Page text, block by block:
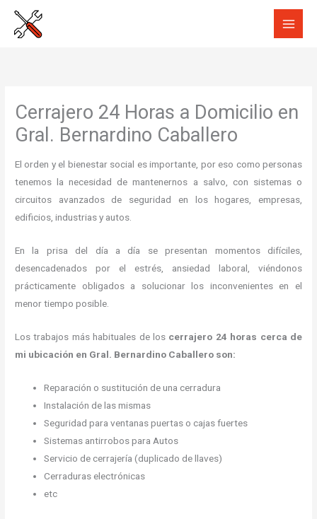
Cerrajero 24 Horas a Domicilio en
Gral. Bernardino Caballero
El orden y el bienestar social es importante, por eso como personas
tenemos la necesidad de mantenernos a salvo, con sistemas o
circuitos avanzados de seguridad en los hogares, empresas,
edificios, industrias y autos.
En la prisa del día a día se presentan momentos difíciles,
desencadenados por el estrés, ansiedad laboral, viéndonos
prácticamente obligados a solucionar los inconvenientes en el
menor tiempo posible.
Los trabajos más habituales de los cerrajero 24 horas cerca de
mi ubicación en Gral. Bernardino Caballero son:
Reparación o sustitución de una cerradura
Instalación de las mismas
Seguridad para ventanas puertas o cajas fuertes
Sistemas antirrobos para Autos
Servicio de cerrajería (duplicado de llaves)
Cerraduras electrónicas
etc